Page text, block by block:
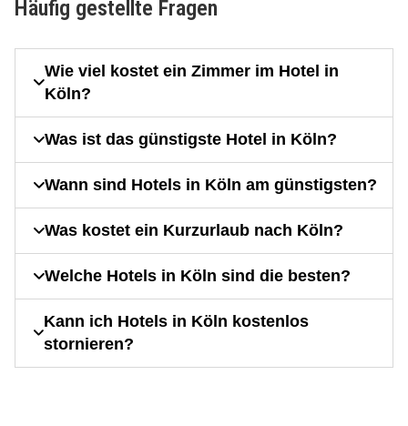
Häufig gestellte Fragen
Wie viel kostet ein Zimmer im Hotel in
Köln?
Was ist das günstigste Hotel in Köln?
Wann sind Hotels in Köln am günstigsten?
Was kostet ein Kurzurlaub nach Köln?
Welche Hotels in Köln sind die besten?
Kann ich Hotels in Köln kostenlos
stornieren?